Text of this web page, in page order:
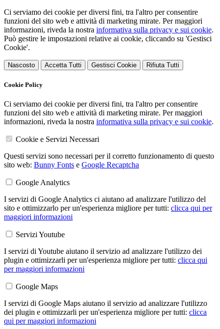
Ci serviamo dei cookie per diversi fini, tra l'altro per consentire
funzioni del sito web e attività di marketing mirate. Per maggiori
informazioni, riveda la nostra informativa sulla privacy e sui cookie.
Può gestire le impostazioni relative ai cookie, cliccando su 'Gestisci
Cookie'.
Nascosto Accetta Tutti Gestisci Cookie Rifiuta Tutti
Cookie Policy
Ci serviamo dei cookie per diversi fini, tra l'altro per consentire
funzioni del sito web e attività di marketing mirate. Per maggiori
informazioni, riveda la nostra informativa sulla privacy e sui cookie.
Cookie e Servizi Necessari
Questi servizi sono necessari per il corretto funzionamento di questo
sito web: Bunny Fonts e Google Recaptcha
Google Analytics
I servizi di Google Analytics ci aiutano ad analizzare l'utilizzo del
sito e ottimizzarlo per un'esperienza migliore per tutti: clicca qui per
maggiori informazioni
Servizi Youtube
I servizi di Youtube aiutano il servizio ad analizzare l'utilizzo dei
plugin e ottimizzarli per un'esperienza migliore per tutti: clicca qui
per maggiori informazioni
Google Maps
I servizi di Google Maps aiutano il servizio ad analizzare l'utilizzo
dei plugin e ottimizzarli per un'esperienza migliore per tutti: clicca
qui per maggiori informazioni